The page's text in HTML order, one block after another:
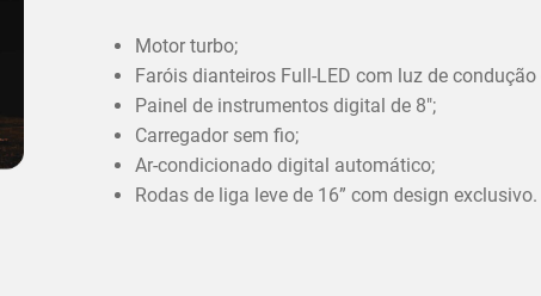
Motor turbo;
Faróis dianteiros Full-LED com luz de
Painel de instrumentos digital de 8";
Carregador sem fio;
Ar-condicionado digital automático;
Rodas de liga leve de 16” com design exclusivo.